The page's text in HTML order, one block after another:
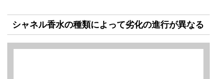
シャネル香水の種類によって劣化の進行が異なる